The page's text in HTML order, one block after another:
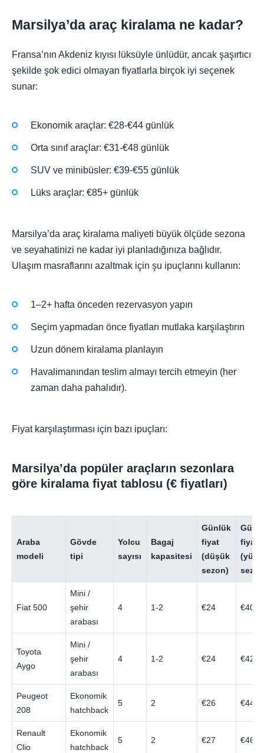
Marsilya’da araç kiralama ne kadar?
Fransa’nın Akdeniz kıyısı lüksüyle ünlüdür, ancak şaşırtıcı
şekilde şok edici olmayan fiyatlarla birçok iyi seçenek
sunar:
Ekonomik araçlar: €28-€44 günlük
Orta sınıf araçlar: €31-€48 günlük
SUV ve minibüsler: €39-€55 günlük
Lüks araçlar: €85+ günlük
Marsilya’da araç kiralama maliyeti büyük ölçüde sezona
ve seyahatinizi ne kadar iyi planladığınıza bağlıdır.
Ulaşım masraflarını azaltmak için şu ipuçlarını kullanın:
1–2+ hafta önceden rezervasyon yapın
Seçim yapmadan önce fiyatları mutlaka karşılaştırın
Uzun dönem kiralama planlayın
Havalimanından teslim almayı tercih etmeyin (her
zaman daha pahalıdır).
Fiyat karşılaştırması için bazı ipuçları:
Marsilya’da popüler araçların sezonlara
göre kiralama fiyat tablosu (€ fiyatları)
Araba
modeli
Gövde
tipi
Yolcu
sayısı
Bagaj
kapasitesi
Günlük
fiyat
(düşük
sezon)
fiyat
Fiat 500
Mini /
şehir
arabası
4 1-2 €24 €40
Toyota
Aygo
Mini /
şehir
arabası
4 1-2 €24 €42
Peugeot
208
Ekonomik
hatchback
5 2 €26 €44
Renault
Clio
Ekonomik
hatchback
5 2 €27 €46